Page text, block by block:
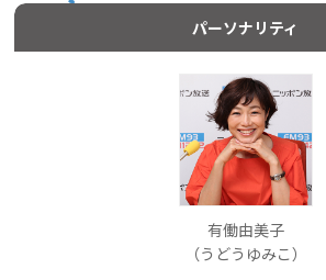
パーソナリティ
有働由美子
（うどうゆみこ）